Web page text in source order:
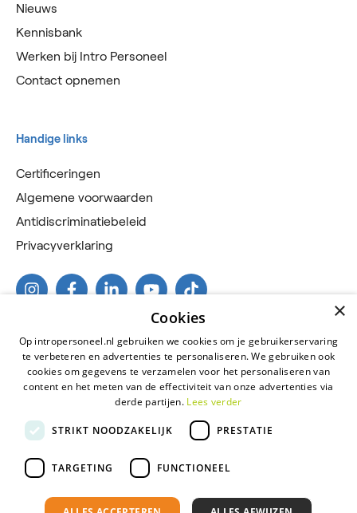
Nieuws
Kennisbank
Werken bij Intro Personeel
Contact opnemen
Handige links
Certificeringen
Algemene voorwaarden
Antidiscriminatiebeleid
Privacyverklaring
2026 © Intro Personeel
Certificeringen
Algemene voorwaarden
×
Cookies
Op intropersoneel.nl gebruiken we cookies om je gebruikerservaring
te verbeteren en advertenties te personaliseren. We gebruiken ook
cookies om gegevens te verzamelen voor het personaliseren van
content en het meten van de effectiviteit van onze advertenties via
derde partijen. Lees verder
STRIKT NOODZAKELIJK PRESTATIE
TARGETING FUNCTIONEEL